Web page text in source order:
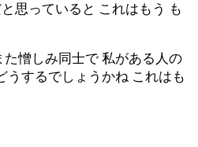
思っていると これはもう も
憎しみ同士で 私がある人の
うするでしょうかね これはも